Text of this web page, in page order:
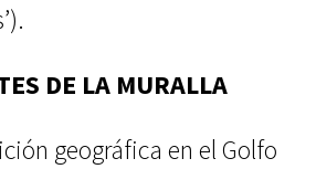
DE LA MURALLA
geográfica en el Golfo